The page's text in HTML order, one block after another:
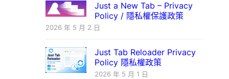
Just a New Tab – Privacy
Policy / 隱私權保護政策
2026 年 5 月 2 日
Just Tab Reloader Privacy
Policy 隱私權政策
2026 年 5 月 1 日